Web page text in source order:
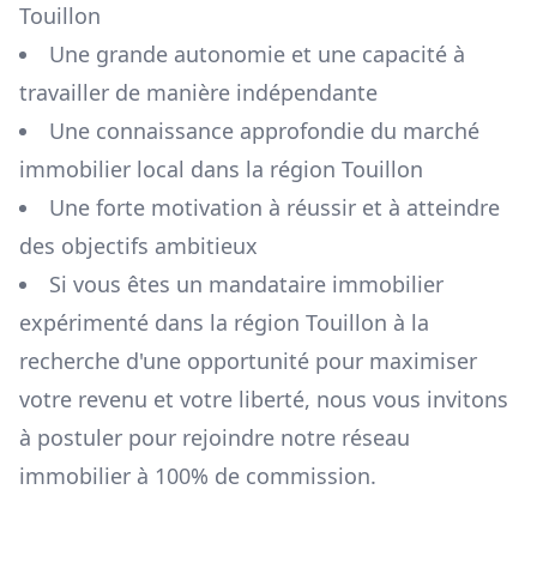
Touillon
Une grande autonomie et une capacité à
travailler de manière indépendante
Une connaissance approfondie du marché
immobilier local dans la région Touillon
Une forte motivation à réussir et à atteindre
des objectifs ambitieux
Si vous êtes un mandataire immobilier
expérimenté dans la région Touillon à la
recherche d'une opportunité pour maximiser
votre revenu et votre liberté, nous vous invitons
à postuler pour rejoindre notre réseau
immobilier à 100% de commission.